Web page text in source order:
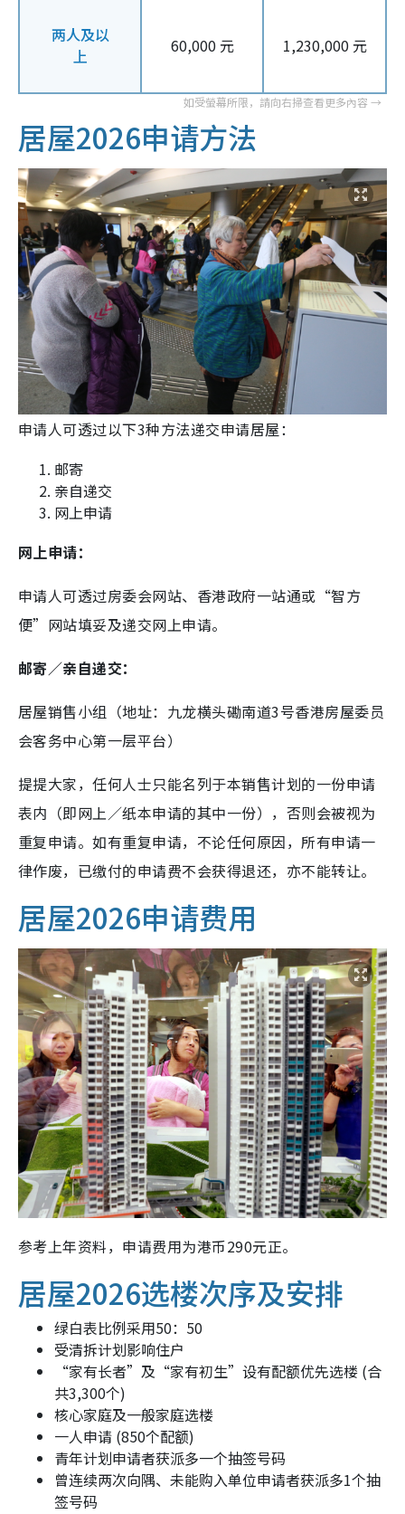
两人及以
上
60,000 元 1,230,000 元
居屋2026申请方法
申请人可透过以下3种方法递交申请居屋：
邮寄
亲自递交
网上申请
网上申请：
申请人可透过房委会网站、香港政府一站通或“智方
便”网站填妥及递交网上申请。
邮寄／亲自递交：
居屋销售小组（地址：九龙横头磡南道3号香港房屋委员
会客务中心第一层平台）
提提大家，任何人士只能名列于本销售计划的一份申请
表内（即网上／纸本申请的其中一份），否则会被视为
重复申请。如有重复申请，不论任何原因，所有申请一
律作废，已缴付的申请费不会获得退还，亦不能转让。
居屋2026申请费用
参考上年资料，申请费用为港币290元正。
居屋2026选楼次序及安排
绿白表比例采用50：50
受清拆计划影响住户
“家有长者”及“家有初生”设有配额优先选楼 (合
共3,300个)
核心家庭及一般家庭选楼
一人申请 (850个配额)
青年计划申请者获派多一个抽签号码
曾连续两次向隅、未能购入单位申请者获派多1个抽
签号码